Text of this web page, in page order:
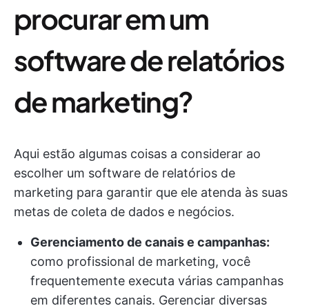
procurar em um
software de relatórios
de marketing?
Aqui estão algumas coisas a considerar ao
escolher um software de relatórios de
marketing para garantir que ele atenda às suas
metas de coleta de dados e negócios.
Gerenciamento de canais e campanhas:
como profissional de marketing, você
frequentemente executa várias campanhas
em diferentes canais. Gerenciar diversas